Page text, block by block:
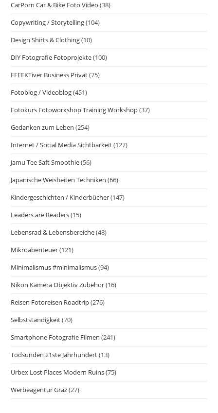
CarPorn Car & Bike Foto Video (38)
Copywriting / Storytelling(104)
Design Shirts & Clothing(10)
DIY Fotografie Fotoprojekte(100)
EFFEKTiver Business Privat(75)
Fotoblog / Videoblog(451)
Fotokurs Fotoworkshop Training Workshop(37)
Gedanken zum Leben (254)
Internet / Social Media Sichtbarkeit(127)
Jamu Tee Saft Smoothie(56)
Japanische Weisheiten Techniken (66)
Kindergeschichten / Kinderbücher(147)
Leaders are Readers(15)
Lebensrad & Lebensbereiche(48)
Mikroabenteuer(121)
Minimalismus #minimalismus(94)
Nikon Kamera Objektiv Zubehör(16)
Reisen Fotoreisen Roadtrip(276)
Selbstständigkeit(70)
Smartphone Fotografie Filmen (241)
Todsünden 21ste Jahrhundert(13)
Urbex Lost Places Modern Ruins(75)
Werbeagentur Graz(27)